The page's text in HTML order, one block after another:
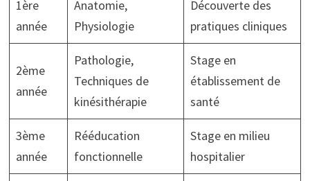
1ère
année
Anatomie,
Physiologie
Découverte des
pratiques cliniques
2ème
année
Pathologie,
Techniques de
kinésithérapie
Stage en
établissement de
santé
3ème
année
Rééducation
fonctionnelle
Stage en milieu
hospitalier